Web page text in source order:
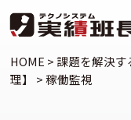
HOME >課題を解決す
理】
>稼働監視